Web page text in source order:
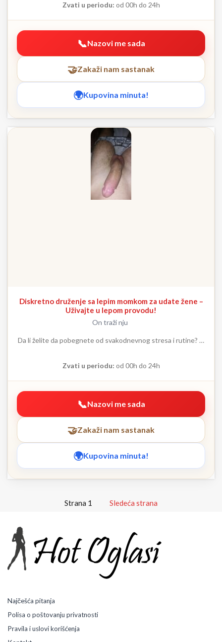
Zvati u periodu: od 00h do 24h
Nazovi me sada
Zakaži nam sastanak
Kupovina minuta!
Diskretno druženje sa lepim momkom za udate žene –
Uživajte u lepom provodu!
On traži nju
Da li želite da pobegnete od svakodnevnog stresa i rutine? …
Zvati u periodu: od 00h do 24h
Nazovi me sada
Zakaži nam sastanak
Kupovina minuta!
Strana 1 Sledeća strana
Najčešća pitanja
Polisa o poštovanju privatnosti
Pravila i uslovi korišćenja